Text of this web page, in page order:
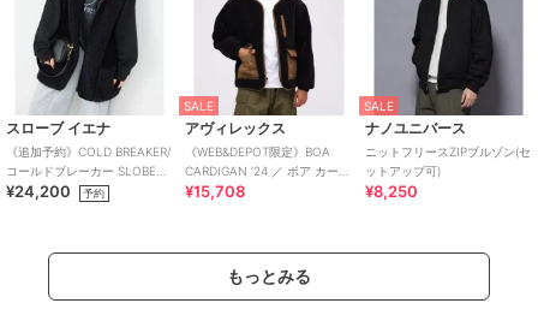
スローブ イエナ
《追加予約》COLD BREAKER/
コールドブレーカー SLOBE別
注 ボアベスト
¥24,200 予約
SALE
アヴィレックス
《WEB&DEPOT限定》BOA
CARDIGAN ’24 ／ ボア カーデ
ィガン ／ AVIREX
¥15,708
SALE
ナノユニバース
ニットフリースZIPブルゾン(セ
ットアップ可)
¥8,250
もっとみる